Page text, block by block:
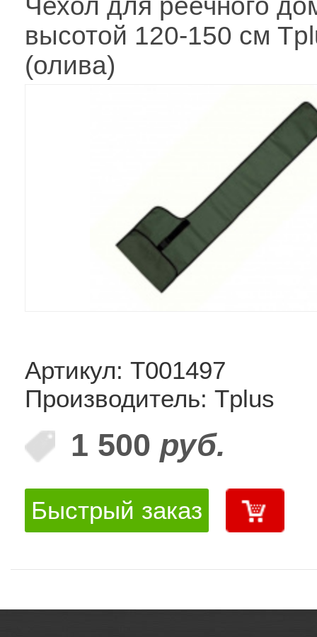
Чехол для реечного
высотой 120-150 см
(олива)
Артикул: Т001497
Производитель: Tplus
1 500 руб.
Быстрый заказ